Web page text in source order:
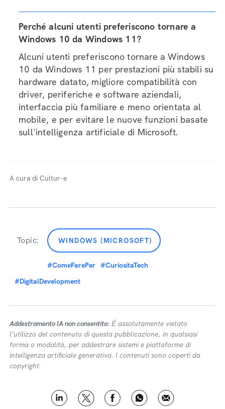
Cosa succede se sono passati più di 10 giorni
dall'installazione di Windows 11?
Se sono passati più di 10 giorni
dall'installazione di Windows 11, per tornare a
Windows 10 sarà necessario reinstallare il
sistema manualmente utilizzando il tool
ufficiale di Microsoft per creare un supporto di
installazione.
Windows 10 da Windows 11?
Alcuni utenti preferiscono tornare a Windows
hardware datato, migliore compatibilità con
interfaccia più familiare e meno orientata al
mobile, e per evitare le nuove funzioni basate
sull'intelligenza artificiale di Microsoft.
Topic:
#ComeFarePer
#CuriositaTech
#DigitalDevelopment